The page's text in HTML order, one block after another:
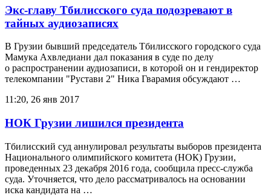
Экс-главу Тбилисского суда подозревают в
тайных аудиозаписях
В Грузии бывший председатель Тбилисского городского суда
Мамука Ахвледиани дал показания в суде по делу
о распространении аудиозаписи, в которой он и гендиректор
телекомпании "Рустави 2" Ника Гварамия обсуждают …
11:20, 26 янв 2017
НОК Грузии лишился президента
Тбилисский суд аннулировал результаты выборов президента
Национального олимпийского комитета (НОК) Грузии,
проведенных 23 декабря 2016 года, сообщила пресс-служба
суда. Уточняется, что дело рассматривалось на основании
иска кандидата на …